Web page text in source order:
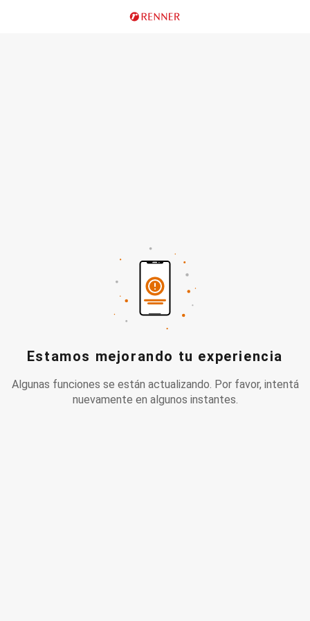
Estamos mejorando tu experiencia
Algunas funciones se están actualizando. Por favor, intentá
nuevamente en algunos instantes.